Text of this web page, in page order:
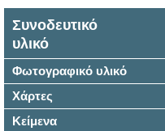
Συνοδευτικό
υλικό
Φωτογραφικό υλικό
Χάρτες
Κείμενα